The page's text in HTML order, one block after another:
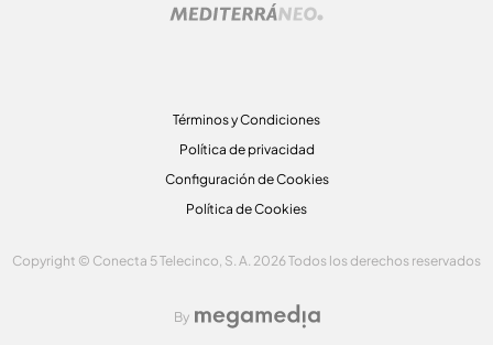
Términos y Condiciones
Política de privacidad
Configuración de Cookies
Política de Cookies
Copyright © Conecta 5 Telecinco, S. A. 2026 Todos los derechos reservados
By